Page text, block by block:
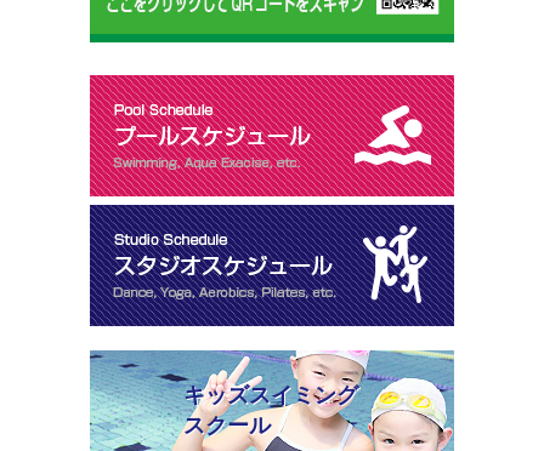
キッズスイミング
スクール